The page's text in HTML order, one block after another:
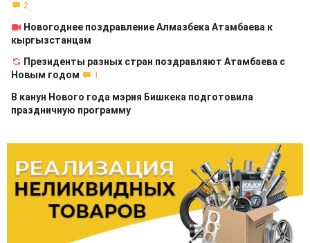
2
Новогоднее поздравление Алмазбека Атамбаева к
кыргызстанцам
Президенты разных стран поздравляют Атамбаева с
Новым годом
1
В канун Нового года мэрия Бишкека подготовила
праздничную программу